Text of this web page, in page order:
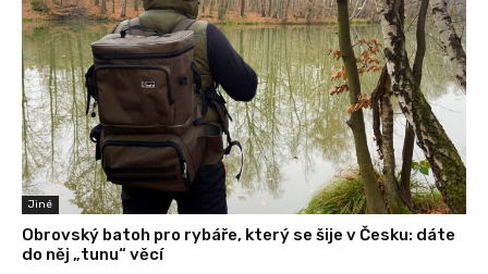
Jiné
Obrovský batoh pro rybáře, který se šije v Česku: dáte
do něj „tunu“ věcí